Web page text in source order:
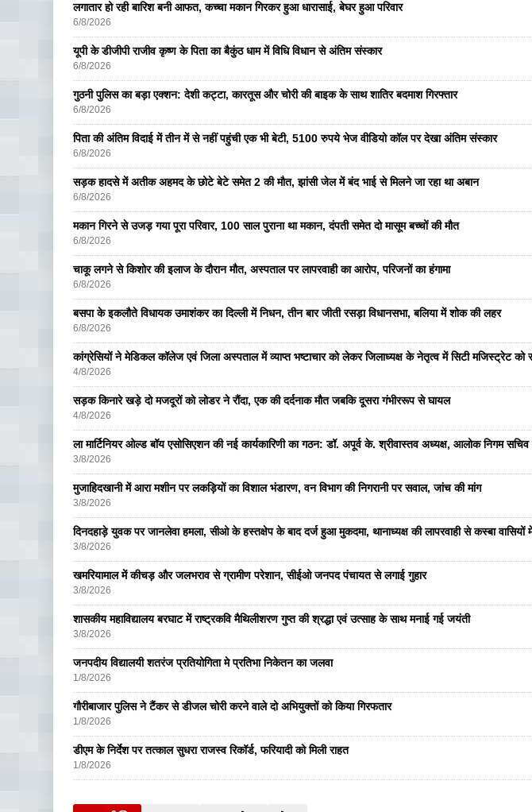
लगातार हो रही बारिश बनी आफत, कच्चा मकान गिरकर हुआ धारासाई, बेघर हुआ परिवार
6/8/2026
यूपी के डीजीपी राजीव कृष्ण के पिता का बैकुंठ धाम में विधि विधान से अंतिम संस्कार
6/8/2026
गुठनी पुलिस का बड़ा एक्शन: देशी कट्टा, कारतूस और चोरी की बाइक के साथ शातिर बदमाश गिरफ्तार
6/8/2026
पिता की अंतिम विदाई में तीन में से नहीं पहुंची एक भी बेटी, 5100 रुपये भेज वीडियो कॉल पर देखा अंतिम संस्कार
6/8/2026
सड़क हादसे में अतीक अहमद के छोटे बेटे समेत 2 की मौत, झांसी जेल में बंद भाई से मिलने जा रहा था अबान
6/8/2026
मकान गिरने से उजड़ गया पूरा परिवार, 100 साल पुराना था मकान, दंपती समेत दो मासूम बच्चों की मौत
6/8/2026
चाकू लगने से किशोर की इलाज के दौरान मौत, अस्पताल पर लापरवाही का आरोप, परिजनों का हंगामा
6/8/2026
बसपा के इकलाैते विधायक उमाशंकर का दिल्ली में निधन, तीन बार जीती रसड़ा विधानसभा, बलिया में शोक की लहर
6/8/2026
कांग्रेसियों ने मेडिकल कॉलेज एवं जिला अस्पताल में व्याप्त भष्टाचार को लेकर जिलाध्यक्ष के नेतृत्व में सिटी मजिस्ट्रेट को
4/8/2026
सड़क किनारे खड़े दो मजदूरों को लोडर ने रौंदा, एक की दर्दनाक मौत जबकि दूसरा गंभीररूप से घायल
4/8/2026
ला मार्टिनियर ओल्ड बॉय एसोसिएशन की नई कार्यकारिणी का गठन: डॉ. अपूर्व के. श्रीवास्तव अध्यक्ष, आलोक निगम सचिव
3/8/2026
मुजाहिदखानी में आरा मशीन पर लकड़ियों का विशाल भंडारण, वन विभाग की निगरानी पर सवाल, जांच की मांग
3/8/2026
दिनदहाड़े युवक पर जानलेवा हमला, सीओ के हस्तक्षेप के बाद दर्ज हुआ मुकदमा, थानाध्यक्ष की लापरवाही से कस्बा
3/8/2026
खमरियामाल में कीचड़ और जलभराव से ग्रामीण परेशान, सीईओ जनपद पंचायत से लगाई गुहार
3/8/2026
शासकीय महाविद्यालय बरघाट में राष्ट्रकवि मैथिलीशरण गुप्त की श्रद्धा एवं उत्साह के साथ मनाई गई जयंती
3/8/2026
जनपदीय विद्यालयी शतरंज प्रतियोगिता मे प्रतिभा निकेतन का जलवा
1/8/2026
गौरीबाजार पुलिस ने टैंकर से डीजल चोरी करने वाले दो अभियुक्तों को किया गिरफतार
1/8/2026
डीएम के निर्देश पर तत्काल सुधरा राजस्व रिकॉर्ड, फरियादी को मिली राहत
1/8/2026